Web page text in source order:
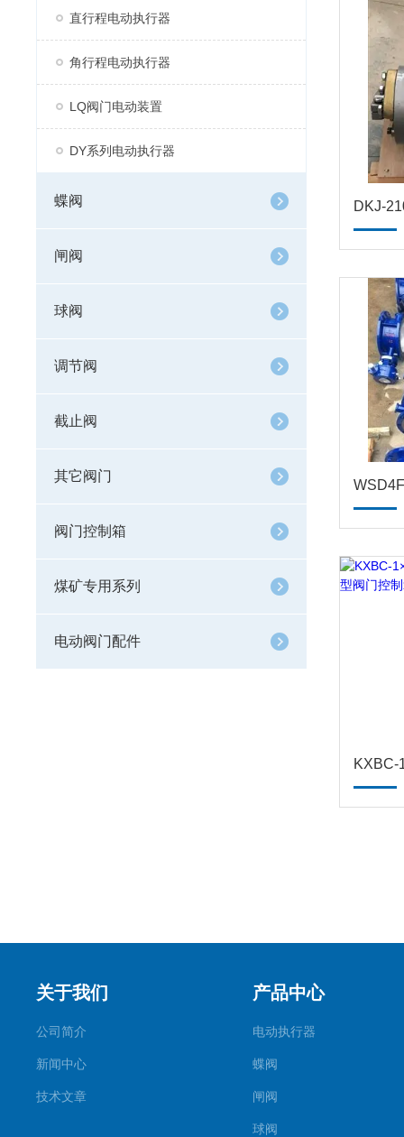
直行程电动执行器
角行程电动执行器
LQ阀门电动装置
DY系列电动执行器
蝶阀
闸阀
球阀
调节阀
截止阀
其它阀门
阀门控制箱
煤矿专用系列
电动阀门配件
DKJ-
关于我们
公司简介
新闻中心
技术文章
产品中心
电动执行器
蝶阀
闸阀
球阀